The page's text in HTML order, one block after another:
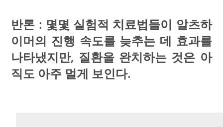
반론 : 몇몇 실험적 치료법들이 알츠하
이머의 진행 속도를 늦추는 데 효과를
나타냈지만, 질환을 완치하는 것은 아
직도 아주 멀게 보인다.